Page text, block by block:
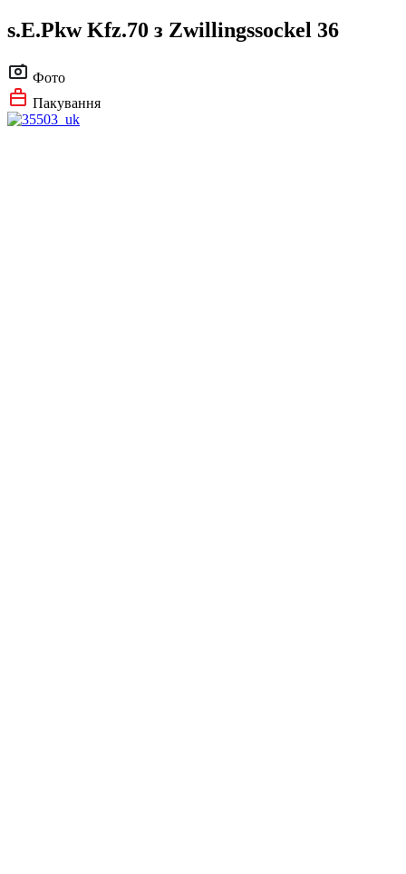
s.E.Pkw Kfz.70 з Zwillingssockel 36
Фото
Пакування